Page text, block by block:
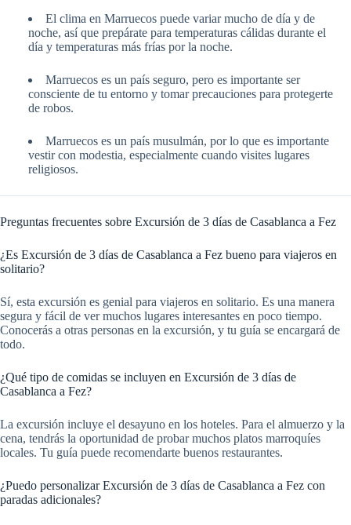
El clima en Marruecos puede variar mucho de día y de
noche, así que prepárate para temperaturas cálidas durante el
día y temperaturas más frías por la noche.
Marruecos es un país seguro, pero es importante ser
consciente de tu entorno y tomar precauciones para protegerte
de robos.
Marruecos es un país musulmán, por lo que es importante
vestir con modestia, especialmente cuando visites lugares
religiosos.
Preguntas frecuentes sobre Excursión de 3 días de Casablanca a Fez
¿Es Excursión de 3 días de Casablanca a Fez bueno para viajeros en
solitario?
Sí, esta excursión es genial para viajeros en solitario. Es una manera
segura y fácil de ver muchos lugares interesantes en poco tiempo.
Conocerás a otras personas en la excursión, y tu guía se encargará de
todo.
¿Qué tipo de comidas se incluyen en Excursión de 3 días de
Casablanca a Fez?
La excursión incluye el desayuno en los hoteles. Para el almuerzo y la
cena, tendrás la oportunidad de probar muchos platos marroquíes
locales. Tu guía puede recomendarte buenos restaurantes.
¿Puedo personalizar Excursión de 3 días de Casablanca a Fez con
paradas adicionales?